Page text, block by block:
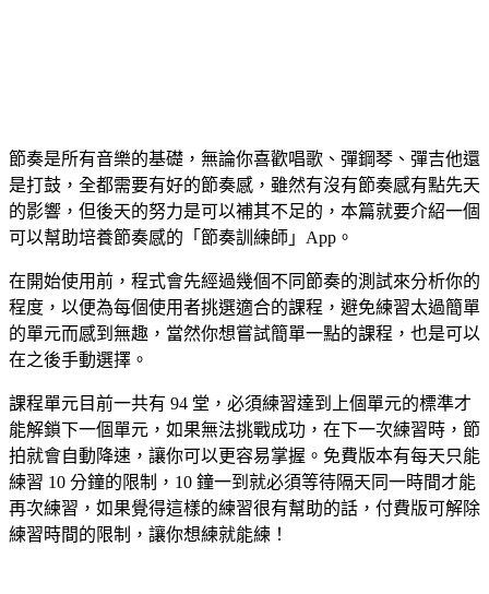
節奏是所有音樂的基礎，無論你喜歡唱歌、彈鋼琴、彈吉他還
是打鼓，全都需要有好的節奏感，雖然有沒有節奏感有點先天
的影響，但後天的努力是可以補其不足的，本篇就要介紹一個
可以幫助培養節奏感的「節奏訓練師」App。
在開始使用前，程式會先經過幾個不同節奏的測試來分析你的
程度，以便為每個使用者挑選適合的課程，避免練習太過簡單
的單元而感到無趣，當然你想嘗試簡單一點的課程，也是可以
在之後手動選擇。
課程單元目前一共有 94 堂，必須練習達到上個單元的標準才
能解鎖下一個單元，如果無法挑戰成功，在下一次練習時，節
拍就會自動降速，讓你可以更容易掌握。免費版本有每天只能
練習 10 分鐘的限制，10 鐘一到就必須等待隔天同一時間才能
再次練習，如果覺得這樣的練習很有幫助的話，付費版可解除
練習時間的限制，讓你想練就能練！